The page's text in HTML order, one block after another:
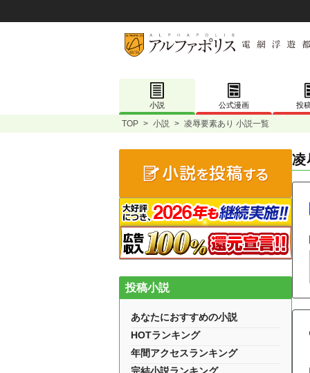
小説 公式漫画 投
TOP > 小説 > 凌辱要素あり 小説一覧
凌
投稿小説
あなたにおすすめの小説
HOTランキング
年間アクセスランキング